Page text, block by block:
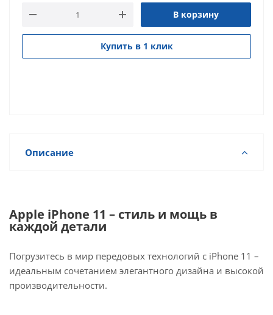
В корзину
Купить в 1 клик
Описание
Apple iPhone 11 – стиль и мощь в
каждой детали
Погрузитесь в мир передовых технологий с iPhone 11 –
идеальным сочетанием элегантного дизайна и высокой
производительности.